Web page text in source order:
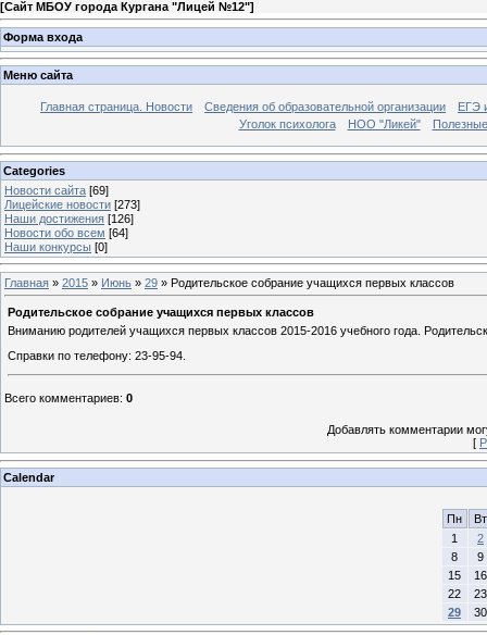
[Сайт МБОУ города Кургана "Лицей №12"]
Форма входа
Меню сайта
Главная страница. Новости Сведения об образовательной организации
ЕГЭ
Уголок психолога
НОО "Ликей"
Categories
Новости сайта [69]
Лицейские новости [273]
Наши достижения [126]
Новости обо всем [64]
Наши конкурсы [0]
Главная » 2015 » Июнь » 29 » Родительское собрание учащихся первых классов
Родительское собрание учащихся первых классов
Вниманию родителей учащихся первых классов 2015-2016 учебного года.
Справки по телефону: 23-95-94.
Всего комментариев: 0
Добавлять комментарии
[
Calendar
Пн
Вт
1
2
8
9
15
16
22
23
29
30